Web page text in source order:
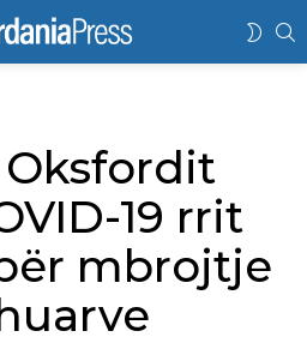
Oksfordit
19 rrit
mbrojtje